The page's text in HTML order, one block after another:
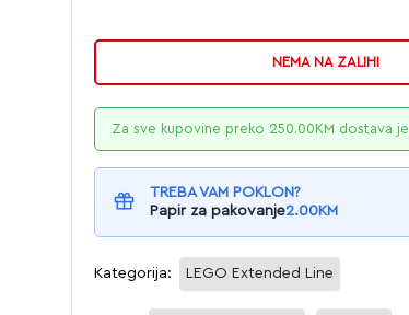
NEMA NA ZALIHI
Za sve kupovine preko 250.00KM dostava je
TREBA VAM POKLON?
Papir za pakovanje2.00KM
Kategorija: LEGO Extended Line